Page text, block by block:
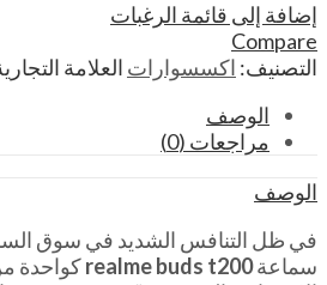
إضافة إلى قائمة الرغبات
Compare
التصنيف: اكسسوارات العلامة
الوصف
مراجعات (0)
الوصف
في ظل التنافس الشديد في سوق
سماعةrealme buds t200كواحدة